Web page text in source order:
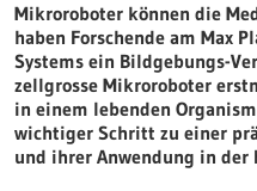
Mikroroboter können die
haben Forschende am Max
Systems ein Bildgebungs-
zellgrosse Mikroroboter
in einem lebenden
wichtiger Schritt zu einer
und ihrer Anwendung in der